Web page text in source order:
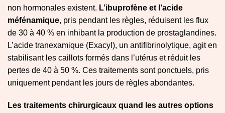
non hormonales existent. L’ibuprofène et l’acide
méfénamique, pris pendant les règles, réduisent les flux
de 30 à 40 % en inhibant la production de prostaglandines.
L’acide tranexamique (Exacyl), un antifibrinolytique, agit en
stabilisant les caillots formés dans l’utérus et réduit les
pertes de 40 à 50 %. Ces traitements sont ponctuels, pris
uniquement pendant les jours de règles abondantes.
Les traitements chirurgicaux quand les autres options